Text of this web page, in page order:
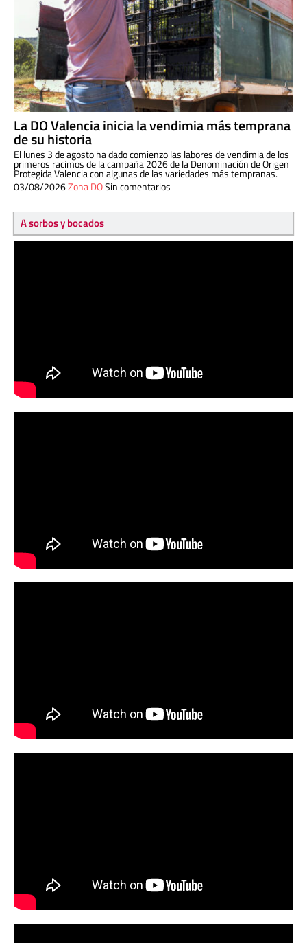
La DO Valencia inicia la vendimia más temprana
de su historia
El lunes 3 de agosto ha dado comienzo las labores de vendimia de los
primeros racimos de la campaña 2026 de la Denominación de Origen
Protegida Valencia con algunas de las variedades más tempranas.
03/08/2026Zona DOSin comentarios
A sorbos y bocados